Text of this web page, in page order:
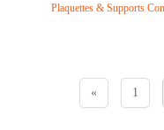
Plaquettes & Supports
« 1